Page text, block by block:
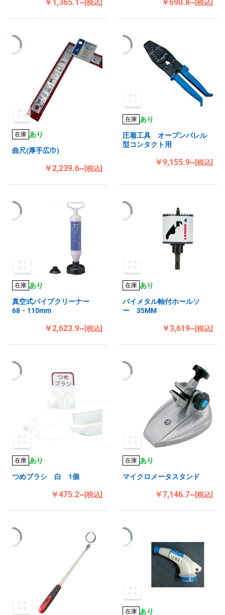
￥1,365.1~ [税込] ￥690.8~ [税込]
在庫 あり
曲尺(厚手広巾)
￥2,239.6~[税込]
在庫 あり
圧着工具 オープンバレル
型コンタクト用
￥9,155.9~[税込]
在庫 あり
真空式パイプクリーナー
68・110mm
￥2,623.9~[税込]
在庫 あり
バイメタル軸付ホールソ
ー 35MM
￥3,619~[税込]
在庫 あり
つめブラシ 白 1個
￥475.2~[税込]
在庫 あり
マイクロメータスタンド
￥7,146.7~[税込]
在庫 あり